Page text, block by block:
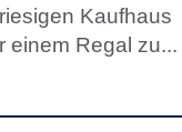
Kaufhaus
einem Regal zu...